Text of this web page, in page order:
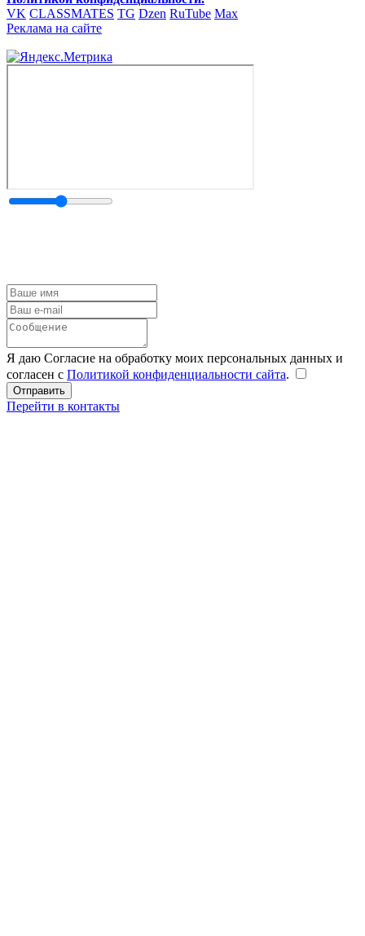
VK CLASSMATES TG Dzen RuTube Max
Реклама на сайте
Я даю Согласие на обработку моих персональных данных и
согласен с Политикой конфиденциальности сайта.
Перейти в контакты